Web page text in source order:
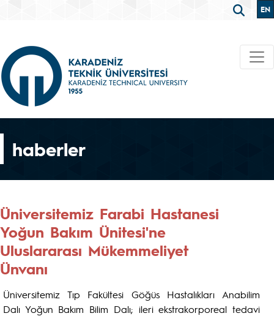
EN
haberler
Üniversitemiz Farabi Hastanesi
Yoğun Bakım Ünitesi'ne
Uluslararası Mükemmeliyet
Ünvanı
Üniversitemiz Tıp Fakültesi Göğüs Hastalıkları Anabilim
Dalı Yoğun Bakım Bilim Dalı; ileri ekstrakorporeal tedavi